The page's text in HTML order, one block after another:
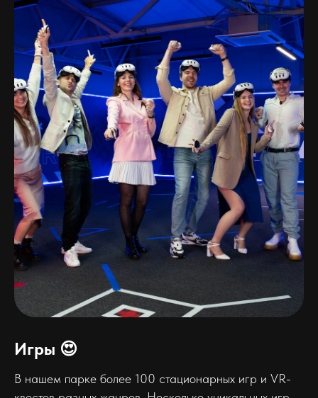
Игры 😍
В нашем парке более 100 стационарных игр и VR-